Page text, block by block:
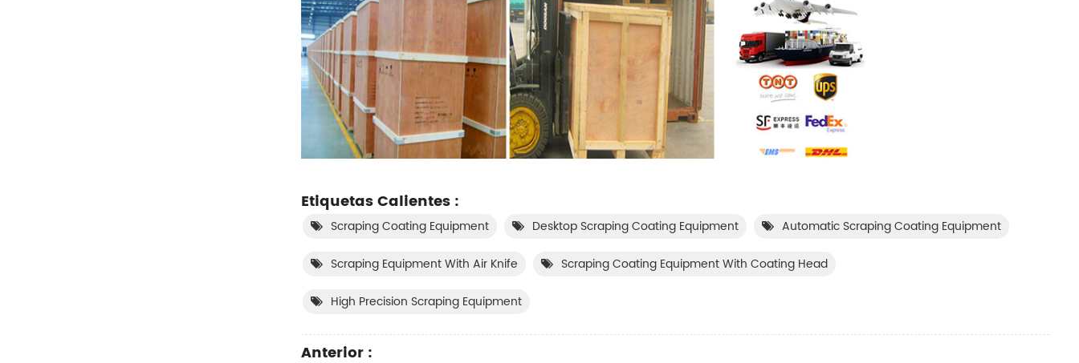
Etiquetas Calientes :
Scraping Coating Equipment Desktop Scraping Coating Equipment Automatic Scraping Coating Equipment
Scraping Equipment With Air Knife Scraping Coating Equipment With Coating Head
High Precision Scraping Equipment
Anterior :